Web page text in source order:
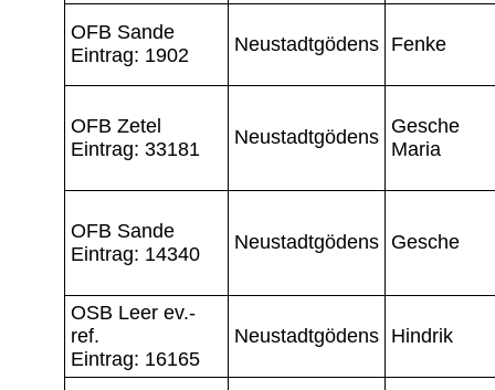
OFB Sande
Eintrag: 1902
Neustadtgödens Fenke
OFB Zetel
Eintrag: 33181
Neustadtgödens Gesche
Maria
OFB Sande
Eintrag: 14340
Neustadtgödens Gesche
OSB Leer ev.-
ref.
Eintrag: 16165
Neustadtgödens Hindrik